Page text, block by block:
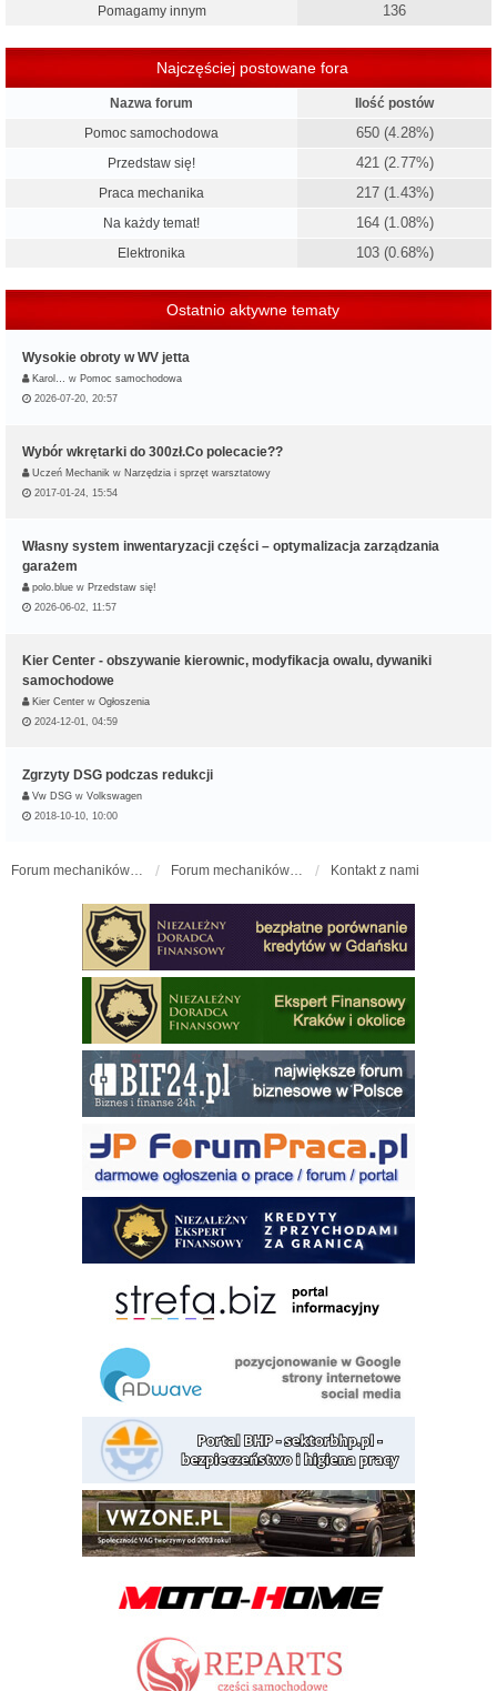
Pomagamy innym 136
Najczęściej postowane fora
Nazwa forum
Ilość postów
Pomoc samochodowa
650 (4.28%)
Przedstaw się! 421 (2.77%)
Praca mechanika 217 (1.43%)
Na każdy temat! 164 (1.08%)
Elektronika 103 (0.68%)
Ostatnio aktywne tematy
Wysokie obroty w WV jetta
Karol… w Pomoc samochodowa
2026-07-20, 20:57
Wybór wkrętarki do 300zł.Co polecacie??
Uczeń Mechanik w Narzędzia i sprzęt warsztatowy
2017-01-24, 15:54
Własny system inwentaryzacji części – optymalizacja zarządzania
garażem
polo.blue w Przedstaw się!
2026-06-02, 11:57
Kier Center - obszywanie kierownic, modyfikacja owalu, dywaniki
samochodowe
Kier Center w Ogłoszenia
2024-12-01, 04:59
Zgrzyty DSG podczas redukcji
Vw DSG w Volkswagen
2018-10-10, 10:00
Kontakt z nami